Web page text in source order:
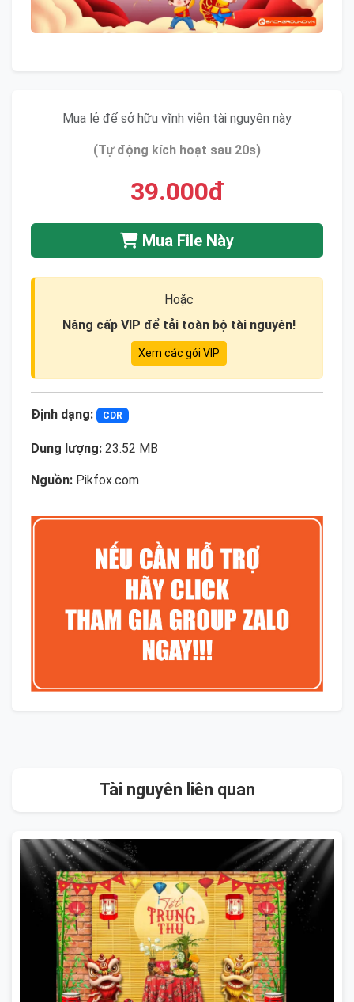
Mua lẻ để sở hữu vĩnh viễn tài nguyên này
(Tự động kích hoạt sau 20s)
39.000đ
Mua File Này
Hoặc
Nâng cấp VIP để tải toàn bộ tài nguyên!
Xem các gói VIP
Định dạng: CDR
Dung lượng: 23.52 MB
Nguồn: Pikfox.com
Tài nguyên liên quan